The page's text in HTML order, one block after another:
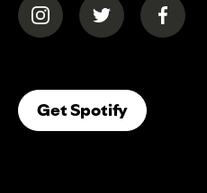
(opens in a new tab)
(opens in a
Get Spotify(opens In